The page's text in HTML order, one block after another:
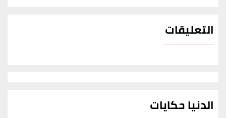
التعليقات
الدنيا حكايات